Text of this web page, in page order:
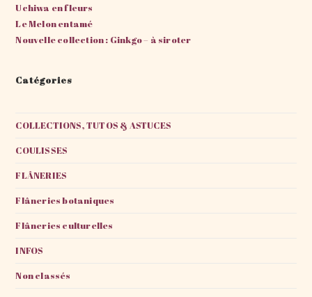
Uchiwa en fleurs
Le Melon entamé
Nouvelle collection : Ginkgo – à siroter
Catégories
COLLECTIONS, TUTOS & ASTUCES
COULISSES
FLÂNERIES
Flâneries botaniques
Flâneries culturelles
INFOS
Non classés